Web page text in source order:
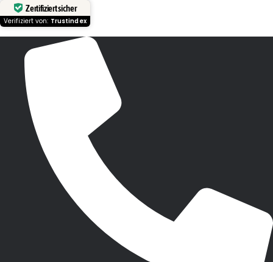
Zertifiziert sicher
Verifiziert von: Trustindex